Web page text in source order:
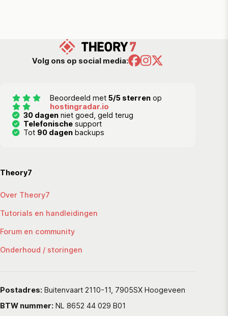
Volg ons op social media:
Beoordeeld met 5/5 sterrenop
hostingradar.io
30 dagen niet goed, geld terug
Telefonische support
Tot 90 dagen backups
Theory7
Over Theory7
Tutorials en handleidingen
Forum en community
Onderhoud / storingen
Postadres: Buitenvaart 2110-11, 7905SX Hoogeveen
BTW nummer: NL 8652 44 029 B01